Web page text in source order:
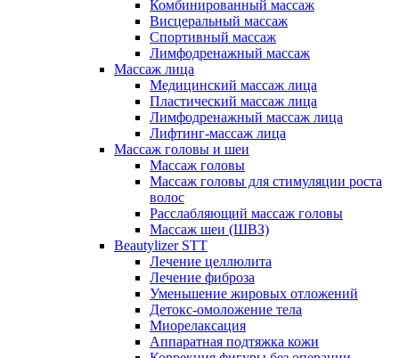
Комбинированный массаж
Висцеральный массаж
Спортивный массаж
Лимфодренажный массаж
Массаж лица
Медицинский массаж лица
Пластический массаж лица
Лимфодренажный массаж лица
Лифтинг-массаж лица
Массаж головы и шеи
Массаж головы
Массаж головы для стимуляции роста
волос
Расслабляющий массаж головы
Массаж шеи (ШВЗ)
Beautylizer STT
Лечение целлюлита
Лечение фиброза
Уменьшение жировых отложений
Детокс-омоложение тела
Миорелаксация
Аппаратная подтяжка кожи